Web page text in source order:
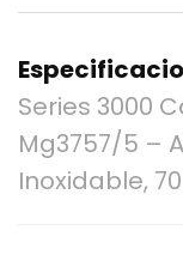
Series 3000
Mg3757/5 –
Inoxidable,